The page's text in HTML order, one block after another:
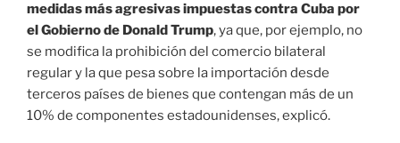
medidas más agresivas impuestas contra Cuba por
el Gobierno de Donald Trump, ya que, por ejemplo, no
se modifica la prohibición del comercio bilateral
regular y la que pesa sobre la importación desde
terceros países de bienes que contengan más de un
10% de componentes estadounidenses, explicó.